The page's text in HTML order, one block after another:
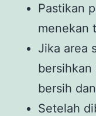
Pastikan
menekan
Jika area
bersihkan
bersih
Setelah